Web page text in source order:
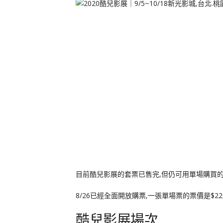
目前酷兒影展的套票已售完,但仍可用單場購買
8/26已經全面開放購票,一張單場票的票價是
酷兒影展場次